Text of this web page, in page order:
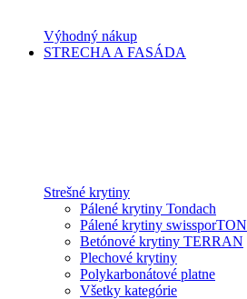
Výhodný nákup
STRECHA A FASÁDA
Strešné krytiny
Pálené krytiny Tondach
Pálené krytiny swissporTON
Betónové krytiny TERRAN
Plechové krytiny
Polykarbonátové platne
Všetky kategórie